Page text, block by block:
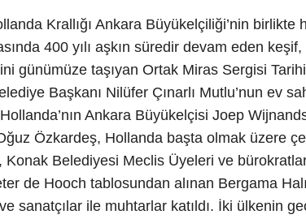
Krallığı Ankara Büyükelçiliği’nin birlikte
400 yılı aşkın süredir devam eden
günümüze taşıyan Ortak Miras Sergisi Tarihi
Başkanı Nilüfer Çınarlı Mutlu’nun ev
Ankara Büyükelçisi Joep
Özkardeş, Hollanda başta olmak üzere
Belediyesi Meclis Üyeleri ve
de Hooch tablosundan alınan Bergama
sanatçılar ile muhtarlar katıldı. İki ülkenin